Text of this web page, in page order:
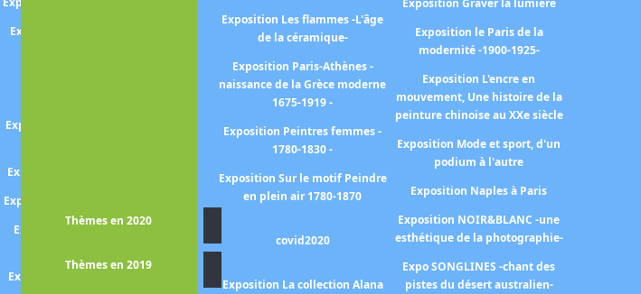
Exposition REDOUTE P-J (Le
Exposition RIBERA - Ténèbres
Exposition Gerhard RICHTER
Exposition Germaine RICHIER
Exposition Bridget RILEY -
Exposition Faith RINGGOLD
Exposition Les flammes -L'âge
de la céramique-
Exposition Paris-Athènes -
naissance de la Grèce moderne
1675-1919 -
Exposition Peintres femmes -
1780-1830 -
Exposition Sur le motif Peindre
en plein air 1780-1870
Thèmes en 2020
covid2020
Thèmes en 2019
Exposition La collection Alana
Exposition Graver la lumière
Exposition le Paris de la
modernité -1900-1925-
Exposition L'encre en
mouvement, Une histoire de la
peinture chinoise au XXe siècle
Exposition Mode et sport, d'un
podium à l'autre
Exposition Naples à Paris
Exposition NOIR&BLANC -une
esthétique de la photographie-
Expo SONGLINES -chant des
pistes du désert australien-